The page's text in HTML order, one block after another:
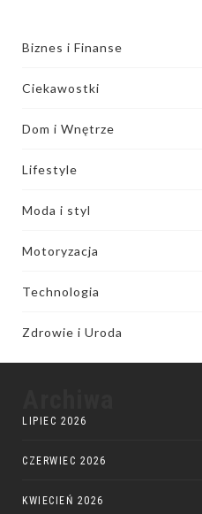
Biznes i Finanse
Ciekawostki
Dom i Wnętrze
Lifestyle
Moda i styl
Motoryzacja
Technologia
Zdrowie i Uroda
LIPIEC 2026
CZERWIEC 2026
KWIECIEŃ 2026